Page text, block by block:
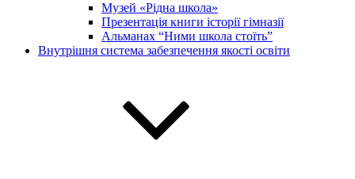
Музей «Рідна школа»
Презентація книги історії гімназії
Альманах “Ними школа стоїть”
Внутрішня система забезпечення якості освіти